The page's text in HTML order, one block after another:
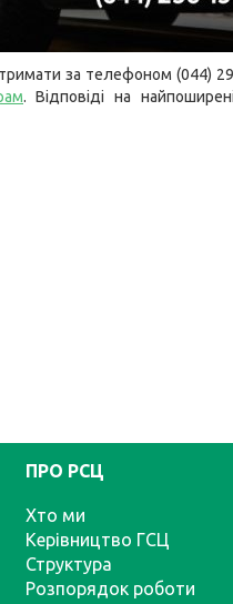
за телефоном (044)
. Відповіді на
ПРО РСЦ
Хто ми
Керівництво ГСЦ
Структура
Розпорядок роботи